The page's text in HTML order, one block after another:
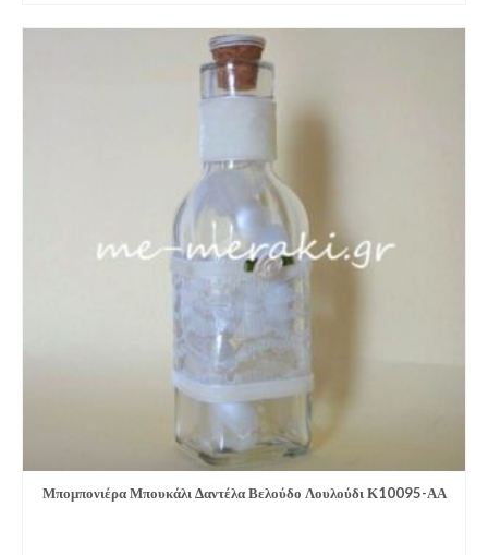
Μπομπονιέρα Μπουκάλι Δαντέλα Βελούδο Λουλούδι Κ10095-ΑΑ